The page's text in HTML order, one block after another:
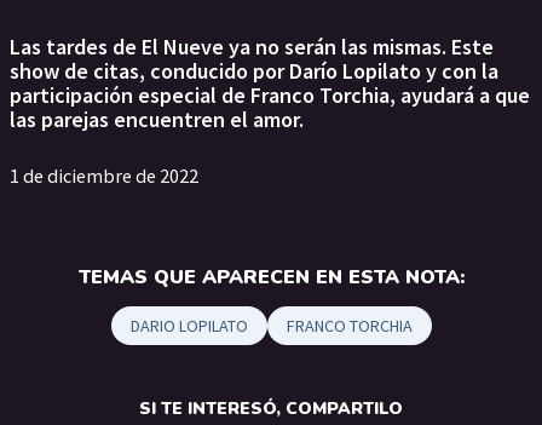
Las tardes de El Nueve ya no serán las mismas. Este
show de citas, conducido por Darío Lopilato y con la
participación especial de Franco Torchia, ayudará a que
las parejas encuentren el amor.
1 de diciembre de 2022
TEMAS QUE APARECEN EN ESTA NOTA:
DARIO LOPILATO FRANCO TORCHIA
SI TE INTERESÓ, COMPARTILO